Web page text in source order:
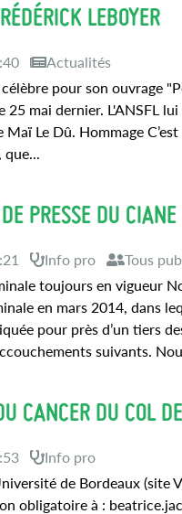
LEBOYER
Actualités
pour son ouvrage
25 mai dernier. L'ANSFL
Le Dû. Hommage
que...
PRESSE DU CIANE
Info pro Tous
toujours en vigueur
en mars 2014, dans
pour près d’un tiers
suivants.
CANCER DU COL
Info pro
de Bordeaux
obligatoire à :